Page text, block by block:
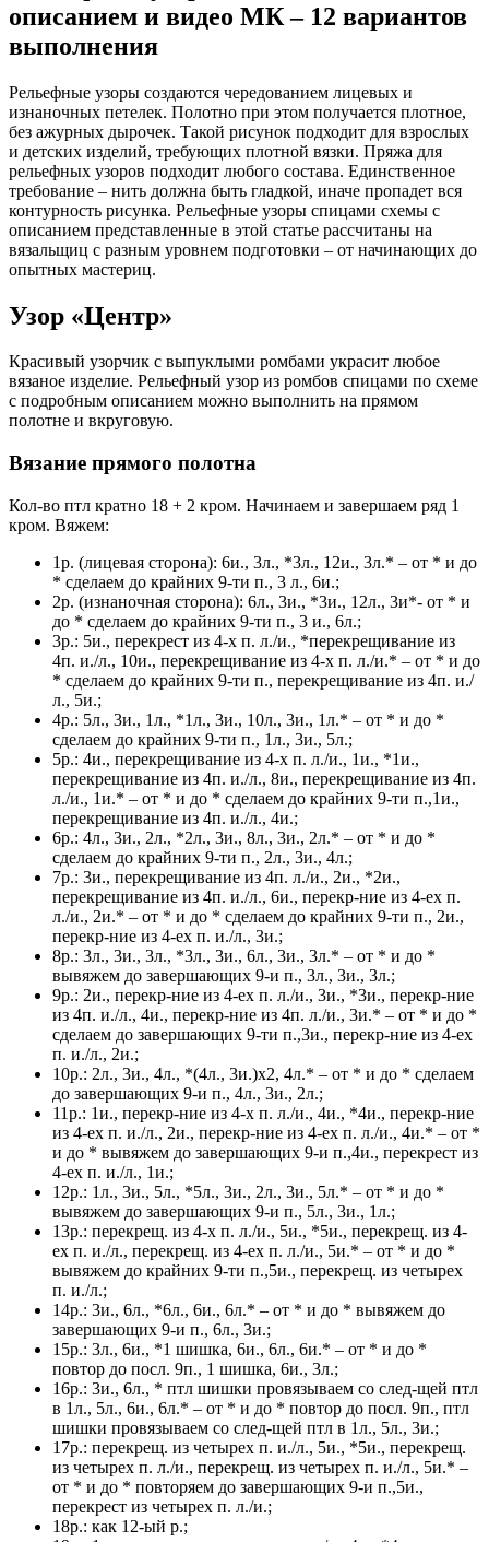
описанием и видео МК – 12 вариантов
выполнения
Рельефные узоры создаются чередованием лицевых и
изнаночных петелек. Полотно при этом получается плотное,
без ажурных дырочек. Такой рисунок подходит для взрослых
и детских изделий, требующих плотной вязки. Пряжа для
рельефных узоров подходит любого состава. Единственное
требование – нить должна быть гладкой, иначе пропадет вся
контурность рисунка. Рельефные узоры спицами схемы с
описанием представленные в этой статье рассчитаны на
вязальщиц с разным уровнем подготовки – от начинающих до
опытных мастериц.
Узор «Центр»
Красивый узорчик с выпуклыми ромбами украсит любое
вязаное изделие. Рельефный узор из ромбов спицами по схеме
с подробным описанием можно выполнить на прямом
полотне и вкруговую.
Вязание прямого полотна
Кол-во птл кратно 18 + 2 кром. Начинаем и завершаем ряд 1
кром. Вяжем:
1р. (лицевая сторона): 6и., 3л., *3л., 12и., 3л.* – от * и до
* сделаем до крайних 9-ти п., 3 л., 6и.;
2р. (изнаночная сторона): 6л., 3и., *3и., 12л., 3и*- от * и
до * сделаем до крайних 9-ти п., 3 и., 6л.;
3р.: 5и., перекрест из 4-х п. л./и., *перекрещивание из
4п. и./л., 10и., перекрещивание из 4-х п. л./и.* – от * и до
* сделаем до крайних 9-ти п., перекрещивание из 4п. и./
л., 5и.;
4р.: 5л., 3и., 1л., *1л., 3и., 10л., 3и., 1л.* – от * и до *
сделаем до крайних 9-ти п., 1л., 3и., 5л.;
5р.: 4и., перекрещивание из 4-х п. л./и., 1и., *1и.,
перекрещивание из 4п. и./л., 8и., перекрещивание из 4п.
л./и., 1и.* – от * и до * сделаем до крайних 9-ти п.,1и.,
перекрещивание из 4п. и./л., 4и.;
6р.: 4л., 3и., 2л., *2л., 3и., 8л., 3и., 2л.* – от * и до *
сделаем до крайних 9-ти п., 2л., 3и., 4л.;
7р.: 3и., перекрещивание из 4п. л./и., 2и., *2и.,
перекрещивание из 4п. и./л., 6и., перекр-ние из 4-ех п.
л./и., 2и.* – от * и до * сделаем до крайних 9-ти п., 2и.,
перекр-ние из 4-ех п. и./л., 3и.;
8р.: 3л., 3и., 3л., *3л., 3и., 6л., 3и., 3л.* – от * и до *
вывяжем до завершающих 9-и п., 3л., 3и., 3л.;
9р.: 2и., перекр-ние из 4-ех п. л./и., 3и., *3и., перекр-ние
из 4п. и./л., 4и., перекр-ние из 4п. л./и., 3и.* – от * и до *
сделаем до завершающих 9-ти п.,3и., перекр-ние из 4-ех
п. и./л., 2и.;
10р.: 2л., 3и., 4л., *(4л., 3и.)х2, 4л.* – от * и до * сделаем
до завершающих 9-и п., 4л., 3и., 2л.;
11р.: 1и., перекр-ние из 4-х п. л./и., 4и., *4и., перекр-ние
из 4-ех п. и./л., 2и., перекр-ние из 4-ех п. л./и., 4и.* – от *
и до * вывяжем до завершающих 9-и п.,4и., перекрест из
4-ех п. и./л., 1и.;
12р.: 1л., 3и., 5л., *5л., 3и., 2л., 3и., 5л.* – от * и до *
вывяжем до завершающих 9-и п., 5л., 3и., 1л.;
13р.: перекрещ. из 4-х п. л./и., 5и., *5и., перекрещ. из 4-
ех п. и./л., перекрещ. из 4-ех п. л./и., 5и.* – от * и до *
вывяжем до крайних 9-ти п.,5и., перекрещ. из четырех
п. и./л.;
14р.: 3и., 6л., *6л., 6и., 6л.* – от * и до * вывяжем до
завершающих 9-и п., 6л., 3и.;
15р.: 3л., 6и., *1 шишка, 6и., 6л., 6и.* – от * и до *
повтор до посл. 9п., 1 шишка, 6и., 3л.;
16р.: 3и., 6л., * птл шишки провязываем со след-щей птл
в 1л., 5л., 6и., 6л.* – от * и до * повтор до посл. 9п., птл
шишки провязываем со след-щей птл в 1л., 5л., 3и.;
17р.: перекрещ. из четырех п. и./л., 5и., *5и., перекрещ.
из четырех п. л./и., перекрещ. из четырех п. и./л., 5и.* –
от * и до * повторяем до завершающих 9-и п.,5и.,
перекрест из четырех п. л./и.;
18р.: как 12-ый р.;